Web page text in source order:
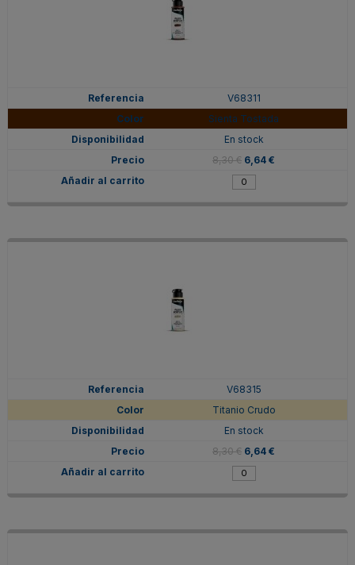
V68311
Sienta Tostada
En stock
8,30 € 6,64 €
V68315
Titanio Crudo
En stock
8,30 € 6,64 €